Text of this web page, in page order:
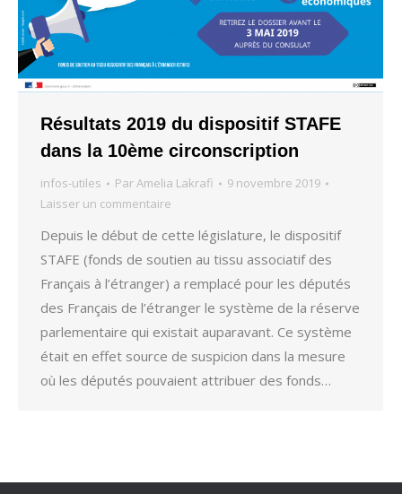
Résultats 2019 du dispositif STAFE
dans la 10ème circonscription
infos-utiles ParAmelia Lakrafi
9 novembre 2019
Laisser un commentaire
Depuis le début de cette législature, le dispositif
STAFE (fonds de soutien au tissu associatif des
Français à l’étranger) a remplacé pour les députés
des Français de l’étranger le système de la réserve
parlementaire qui existait auparavant. Ce système
était en effet source de suspicion dans la mesure
où les députés pouvaient attribuer des fonds…